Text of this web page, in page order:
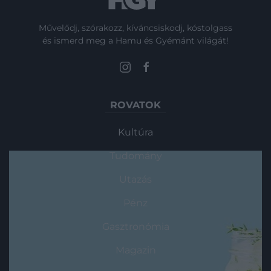
Művelődj, szórakozz, kíváncsiskodj, kóstolgass
és ismerd meg a Hamu és Gyémánt világát!
ROVATOK
Kultúra